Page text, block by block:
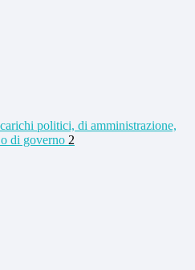
politici, di amministrazione,
di governo 2